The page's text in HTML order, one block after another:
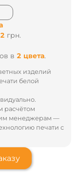
по тел
грн.
в 2 цвета.
изделий
белой
расчётом
менеджерам —
печати с